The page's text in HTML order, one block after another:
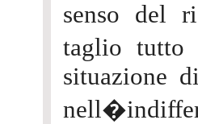
senso del
taglio tutto
situazione